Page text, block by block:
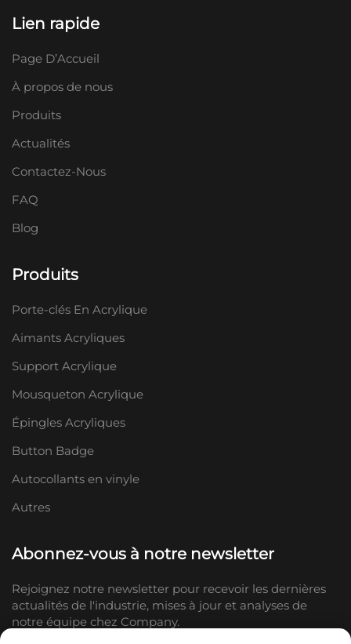
Lien rapide
Page D’Accueil
À propos de nous
Produits
Actualités
Contactez-Nous
FAQ
Blog
Produits
Porte-clés En Acrylique
Aimants Acryliques
Support Acrylique
Mousqueton Acrylique
Épingles Acryliques
Button Badge
Autocollants en vinyle
Autres
Abonnez-vous à notre newsletter
Rejoignez notre newsletter pour recevoir les dernières
actualités de l'industrie, mises à jour et analyses de
notre équipe chez Company.